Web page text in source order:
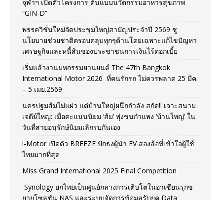
จุฬาฯ เปิดตัวโครงการ ต้นแบบนวัตกรรมอาหารสุขภาพ
“GIN-D”
พรรควิชั่นใหม่จัดประชุมใหญ่สามัญประจำปี 2569 ชู
นโยบายช่วยชาติครอบคลุมทุกๆด้านโดยเฉพาะแก้ไขปัญหา
เศรษฐกิจและหนี้สินของประชาชนการเงินไร้ดอกเบี้ย
เริ่มแล้วงานมหกรรมยานยนต์ The 47th Bangkok
International Motor 2026 ที่คนรักรถ ไม่ควรพลาด 25 มีค.
– 5 เมย.2569
นครปฐมส้มไม่แผ่ว แต่บ้านใหญ่ผนึกกำลัง สกัด!! เจาะสนาม
เจดีย์ใหญ่: เมื่อคะแนนนิยม ‘ส้ม’ พุ่งชนกำแพง ‘บ้านใหญ่’ ใน
วันที่สายอนุรักษ์นิยมเลิกรบกันเอง
i-Motor เปิดตัว BREEZE ปักธงผู้นำ EV สองล้อที่เข้าใจผู้ใช้
ไทยมากที่สุด
Miss Grand International 2025 Final Competition
Synology ยกไทยเป็นศูนย์กลางการเติบโตในอาเซียนรุกข
ยายโซลูชัน NAS และระบบจัดการข้อมูลรับยุค Data